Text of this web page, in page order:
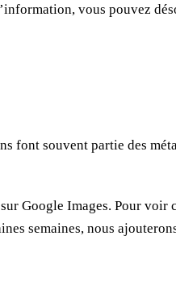
vous pouvez
font souvent partie des
Google Images. Pour voir
semaines, nous